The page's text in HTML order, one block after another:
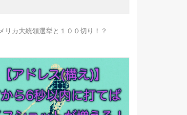
リカ大統領選挙と１００切り！？